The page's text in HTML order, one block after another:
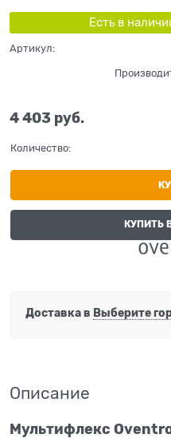
Есть в
Артикул:
4 403 руб.
Количество:
КУПИТЬ
Доставка в Выберите
Описание
Мультифлекс